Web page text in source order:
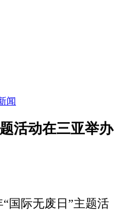
闻
活动在三亚举办
国际无废日”主题活